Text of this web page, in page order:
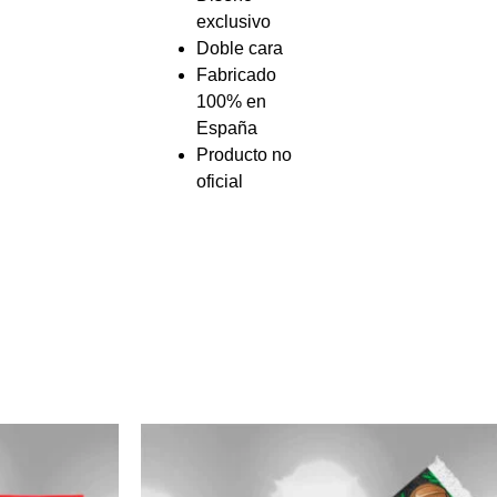
exclusivo
Doble cara
Fabricado
100% en
España
Producto no
oficial